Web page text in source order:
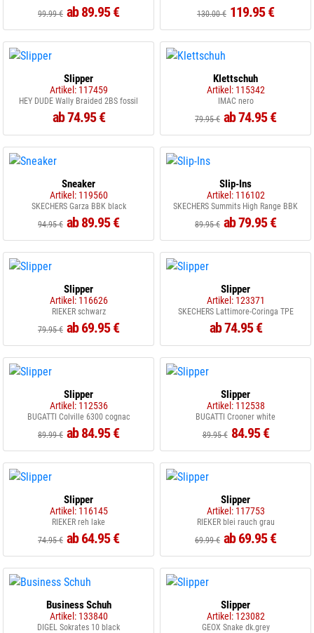
99.99 € ab 89.95 €
130.00 € 119.95 €
Slipper
Artikel: 117459
HEY DUDE Wally Braided 2BS fossil
ab 74.95 €
Klettschuh
Artikel: 115342
IMAC nero
79.95 € ab 74.95 €
Sneaker
Artikel: 119560
SKECHERS Garza BBK black
94.95 € ab 89.95 €
Slip-Ins
Artikel: 116102
SKECHERS Summits High Range BBK
89.95 € ab 79.95 €
Slipper
Artikel: 116626
RIEKER schwarz
79.95 € ab 69.95 €
Slipper
Artikel: 123371
SKECHERS Lattimore-Coringa TPE
ab 74.95 €
Slipper
Artikel: 112536
BUGATTI Colville 6300 cognac
89.99 € ab 84.95 €
Slipper
Artikel: 112538
BUGATTI Crooner white
89.95 € 84.95 €
Slipper
Artikel: 116145
RIEKER reh lake
74.95 € ab 64.95 €
Slipper
Artikel: 117753
RIEKER blei rauch grau
69.99 € ab 69.95 €
Business Schuh
Artikel: 133840
DIGEL Sokrates 10 black
Slipper
Artikel: 123082
GEOX Snake dk.grey